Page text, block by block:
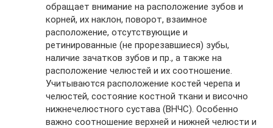
обращает внимание на расположение зубов и
корней, их наклон, поворот, взаимное
расположение, отсутствующие и
ретинированные (не прорезавшиеся) зубы,
наличие зачатков зубов и пр., а также на
расположение челюстей и их соотношение.
Учитываются расположение костей черепа и
челюстей, состояние костной ткани и височно
нижнечелюстного сустава (ВНЧС). Особенно
важно соотношение верхней и нижней челюсти и